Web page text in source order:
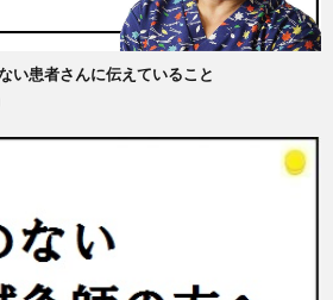
い患者さんに伝えていること